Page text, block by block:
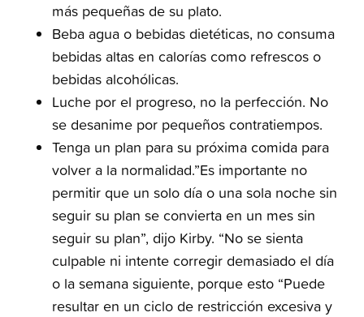
más pequeñas de su plato.
Beba agua o bebidas dietéticas, no consuma
bebidas altas en calorías como refrescos o
bebidas alcohólicas.
Luche por el progreso, no la perfección. No
se desanime por pequeños contratiempos.
Tenga un plan para su próxima comida para
volver a la normalidad.”Es importante no
permitir que un solo día o una sola noche sin
seguir su plan se convierta en un mes sin
seguir su plan”, dijo Kirby. “No se sienta
culpable ni intente corregir demasiado el día
o la semana siguiente, porque esto “Puede
resultar en un ciclo de restricción excesiva y